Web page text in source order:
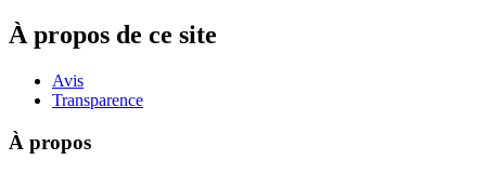
À propos de ce site
Avis
Transparence
À propos